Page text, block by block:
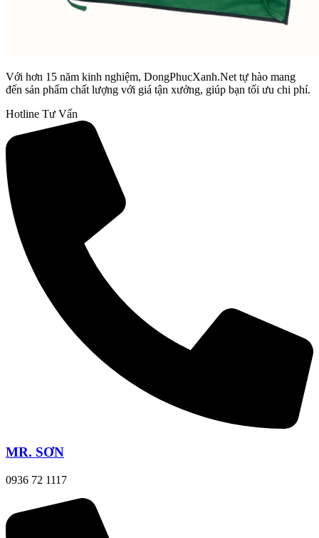
Với hơn 15 năm kinh nghiệm, DongPhucXanh.Net tự hào mang
đến sản phẩm chất lượng với giá tận xưởng, giúp bạn tối ưu chi phí.
Hotline Tư Vấn
MR. SƠN
0936 72 1117